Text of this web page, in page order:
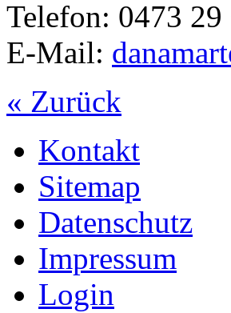
Telefon: 0473 29
E-Mail:
« Zurück
Kontakt
Sitemap
Datenschutz
Impressum
Login